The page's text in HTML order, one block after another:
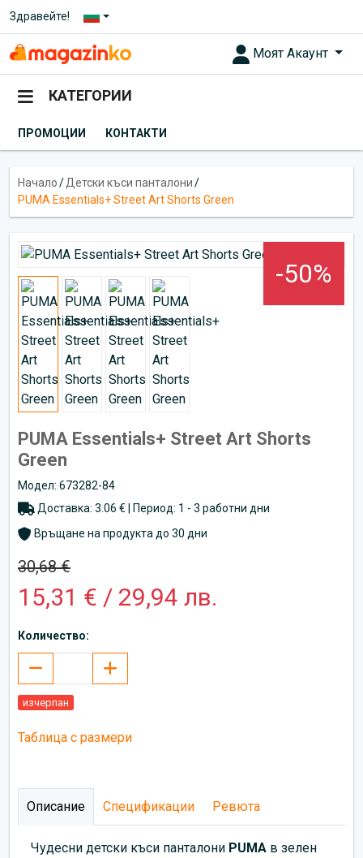
Здравейте!
Моят Акаунт
КАТЕГОРИИ
ПРОМОЦИИ КОНТАКТИ
Начало/Детски къси панталони/
PUMA Essentials+ Street Art Shorts Green
-50%
PUMA Essentials+ Street Art Shorts
Green
Модел: 673282-84
Доставка: 3.06 € | Период: 1 - 3 работни дни
Връщане на продукта до 30 дни
30,68 €
15,31 € / 29,94 лв.
Количество:
изчерпан
Таблица с размери
Описание Спецификации Ревюта
Чудесни детски къси панталони PUMA в зелен